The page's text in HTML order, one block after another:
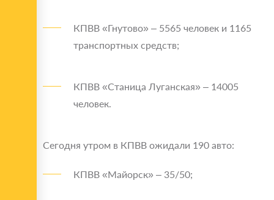
КПВВ «Гнутово» – 5565 человек и 1165
транспортных средств;
КПВВ «Станица Луганская» – 14005
человек.
Сегодня утром в КПВВ ожидали 190 авто:
КПВВ «Майорск» – 35/50;